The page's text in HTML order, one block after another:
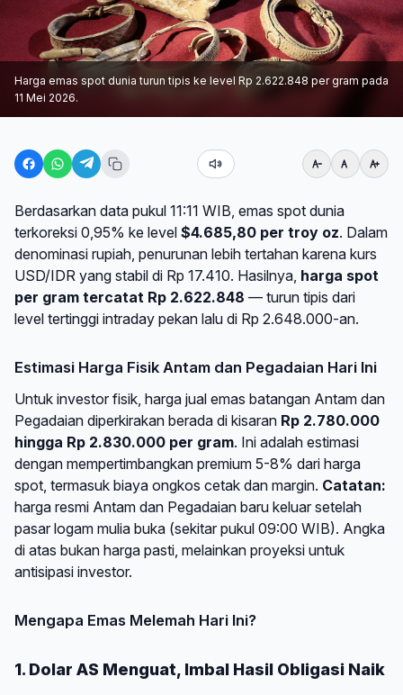
Harga emas spot dunia turun tipis ke level Rp 2.622.848 per gram pada
11 Mei 2026.
Berdasarkan data pukul 11:11 WIB, emas spot dunia
terkoreksi 0,95% ke level $4.685,80 per troy oz. Dalam
denominasi rupiah, penurunan lebih tertahan karena kurs
USD/IDR yang stabil di Rp 17.410. Hasilnya, harga spot
per gram tercatat Rp 2.622.848 — turun tipis dari
level tertinggi intraday pekan lalu di Rp 2.648.000-an.
Estimasi Harga Fisik Antam dan Pegadaian Hari Ini
Untuk investor fisik, harga jual emas batangan Antam dan
Pegadaian diperkirakan berada di kisaran Rp 2.780.000
hingga Rp 2.830.000 per gram. Ini adalah estimasi
dengan mempertimbangkan premium 5-8% dari harga
spot, termasuk biaya ongkos cetak dan margin. Catatan:
harga resmi Antam dan Pegadaian baru keluar setelah
pasar logam mulia buka (sekitar pukul 09:00 WIB). Angka
di atas bukan harga pasti, melainkan proyeksi untuk
antisipasi investor.
Mengapa Emas Melemah Hari Ini?
1. Dolar AS Menguat, Imbal Hasil Obligasi Naik